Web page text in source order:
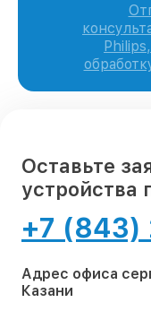
Оставьте
устройства
+7 (843)
Адрес офиса
Казани